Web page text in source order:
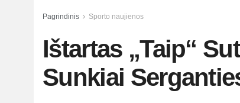
Pagrindinis Sporto naujienos
Ištartas „Taip“
Sunkiai